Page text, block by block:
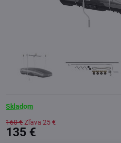
Skladom
160 €Zľava 25 €
135 €